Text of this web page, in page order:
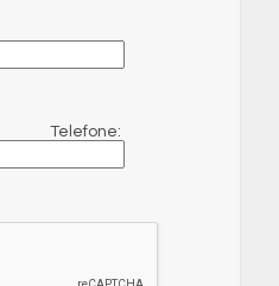
Telefone: